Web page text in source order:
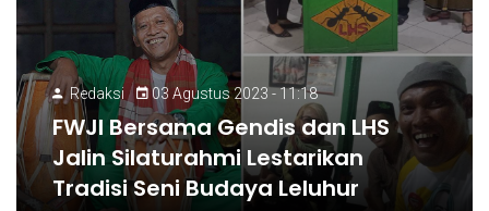
Redaksi 03 Agustus 2023 - 11:18
FWJI Bersama Gendis dan LHS
Jalin Silaturahmi Lestarikan
Tradisi Seni Budaya Leluhur